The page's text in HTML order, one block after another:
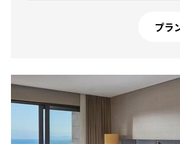
プラ